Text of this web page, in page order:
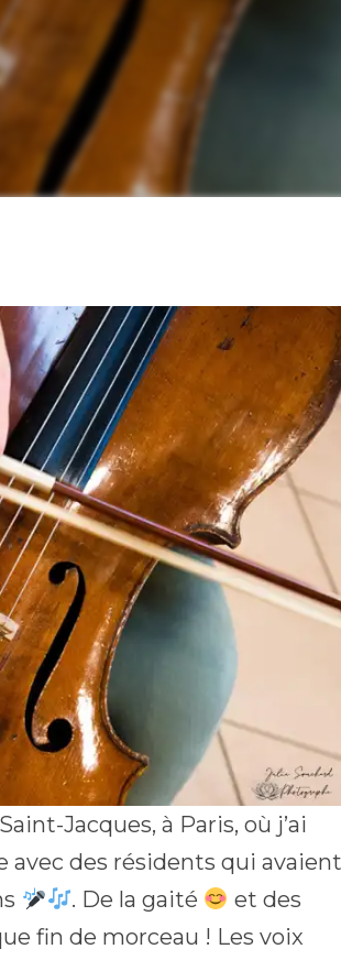
Jacques, à Paris, où j’ai
avec des résidents qui avaient
. De la gaité
et des
fin de morceau ! Les voix